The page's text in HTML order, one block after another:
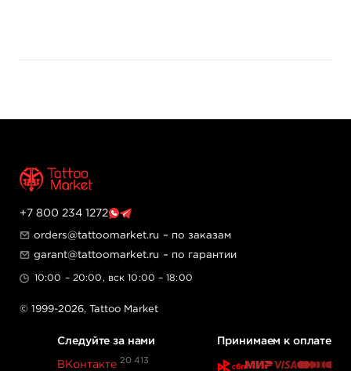
+7 800 234 1272
orders@tattoomarket.ru – по заказам
garant@tattoomarket.ru – по гарантии
10:00 – 20:00, вск 10:00 – 18:00
© 1999-2026, Tattoo Market
Следуйте за нами
ВКонтакте 20 413
Принимаем к оплате